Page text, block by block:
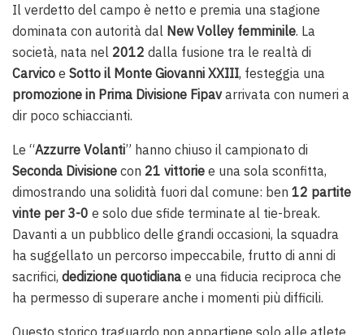
Il verdetto del campo è netto e premia una stagione
dominata con autorità dal New Volley femminile. La
società, nata nel 2012 dalla fusione tra le realtà di
Carvico e Sotto il Monte Giovanni XXIII, festeggia una
promozione in Prima Divisione Fipavarrivata con numeri a
dir poco schiaccianti.
Le “Azzurre Volanti” hanno chiuso il campionato di
Seconda Divisione con 21 vittorie e una sola sconfitta,
dimostrando una solidità fuori dal comune: ben 12 partite
vinte per 3-0 e solo due sfide terminate al tie-break.
Davanti a un pubblico delle grandi occasioni, la squadra
ha suggellato un percorso impeccabile, frutto di anni di
sacrifici, dedizione quotidiana e una fiducia reciproca che
ha permesso di superare anche i momenti più difficili.
Questo storico traguardo non appartiene solo alle atlete